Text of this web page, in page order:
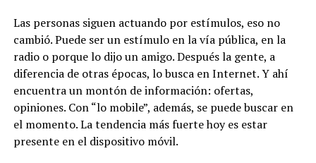
Las personas siguen actuando por estímulos, eso no
cambió. Puede ser un estímulo en la vía pública, en la
radio o porque lo dijo un amigo. Después la gente, a
diferencia de otras épocas, lo busca en Internet. Y ahí
encuentra un montón de información: ofertas,
opiniones. Con “lo mobile”, además, se puede buscar en
el momento.La tendencia más fuerte hoy es estar
presente en el dispositivo móvil.